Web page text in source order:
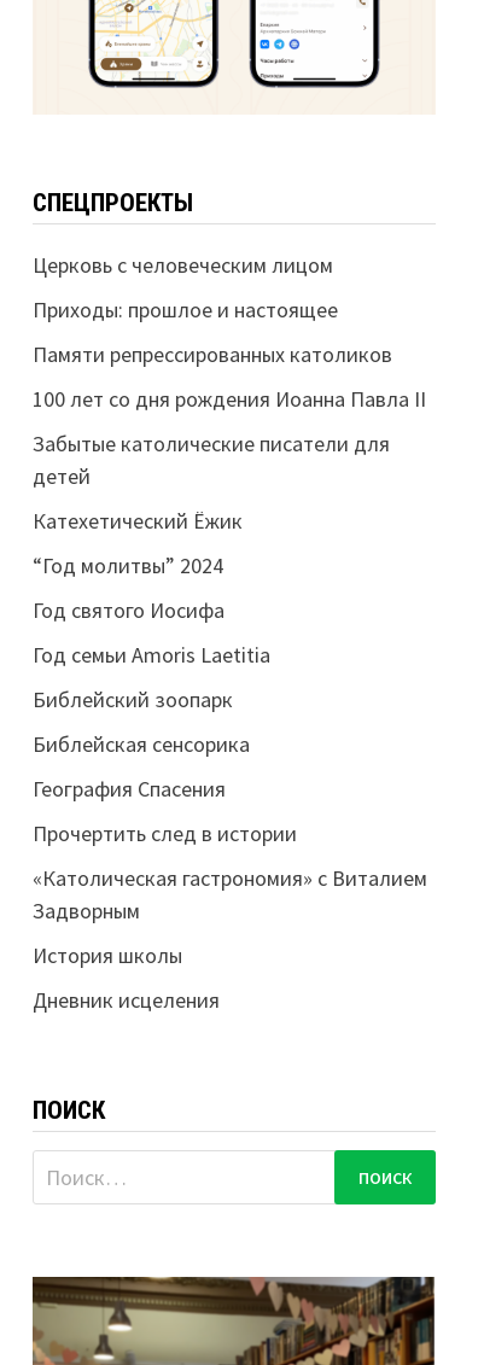
СПЕЦПРОЕКТЫ
Церковь с человеческим лицом
Приходы: прошлое и настоящее
Памяти репрессированных католиков
100 лет со дня рождения Иоанна Павла II
Забытые католические писатели для
детей
Катехетический Ёжик
“Год молитвы” 2024
Год святого Иосифа
Год семьи Amoris Laetitia
Библейский зоопарк
Библейская сенсорика
География Спасения
Прочертить след в истории
«Католическая гастрономия» с Виталием
Задворным
История школы
Дневник исцеления
ПОИСК
Найти: